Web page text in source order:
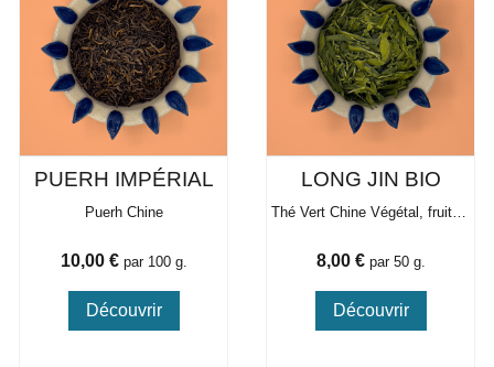
PUERH IMPÉRIAL
Puerh Chine
Prix
10,00 € par 100 g.
Découvrir
LONG JIN BIO
Thé Vert Chine Végétal, fruits à coque
Prix
8,00 € par 50 g.
Découvrir